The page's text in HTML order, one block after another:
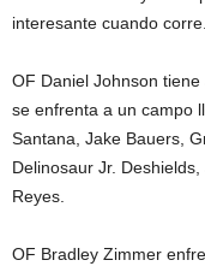
interesante cuando corre.
OF Daniel Johnson
se enfrenta a un campo
Santana, Jake Bauers,
Delinosaur Jr.
Reyes.
OF Bradley Zimmer